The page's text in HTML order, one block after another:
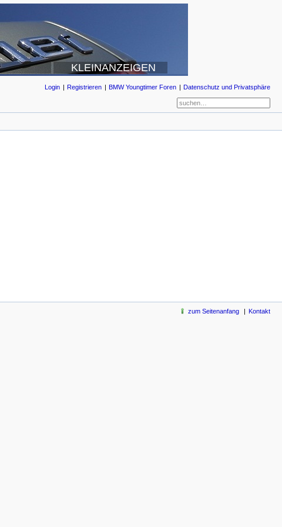
KLEINANZEIGEN
Login Registrieren BMW Youngtimer Foren Datenschutz und Privatsphäre
zum Seitenanfang Kontakt